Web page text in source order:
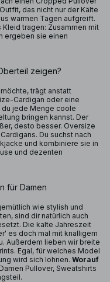
das nicht nur der Kälte
warmen Tagen aufgreift.
tragen: Zusammen mit
ergeben sie einen
zeigen?
trägt anstatt
Cardigan oder eine
du jede Menge coole
bringen kannst. Der
desto besser. Oversize
Du suchst nach
und kombiniere sie in
und dezenten
für Damen
wie stylish und
sind dir natürlich auch
Die kalte Jahreszeit
es doch mal mit knalligem
Außerdem lieben wir breite
Egal, für welches Model
wird sich lohnen. Worauf
Pullover, Sweatshirts